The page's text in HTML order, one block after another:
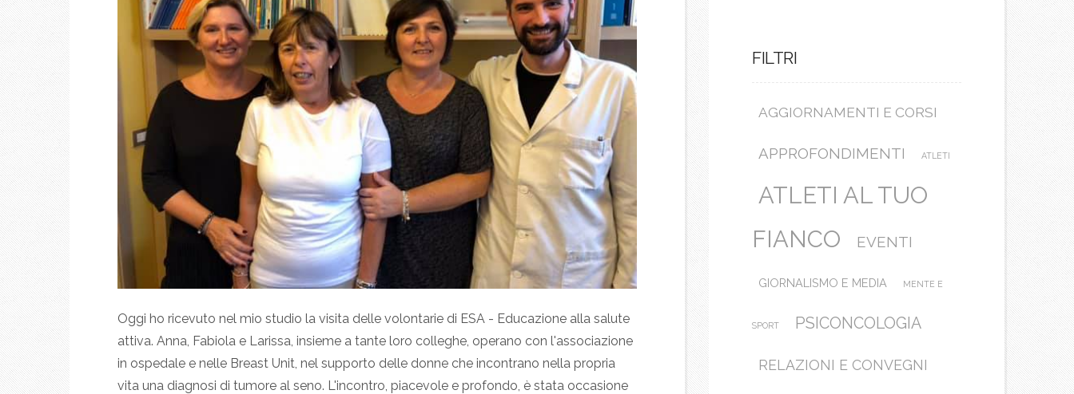
Oggi ho ricevuto nel mio studio la visita delle volontarie di ESA - Educazione alla salute
attiva. Anna, Fabiola e Larissa, insieme a tante loro colleghe, operano con l'associazione
in ospedale e nelle Breast Unit, nel supporto delle donne che incontrano nella propria
vita una diagnosi di tumore al seno. L'incontro, piacevole e profondo, è stata occasione
FILTRI
AGGIORNAMENTI E CORSI
APPROFONDIMENTI ATLETI
ATLETI AL TUO
FIANCO
EVENTI
GIORNALISMO E MEDIA MENTE E
SPORT PSICONCOLOGIA
RELAZIONI E CONVEGNI